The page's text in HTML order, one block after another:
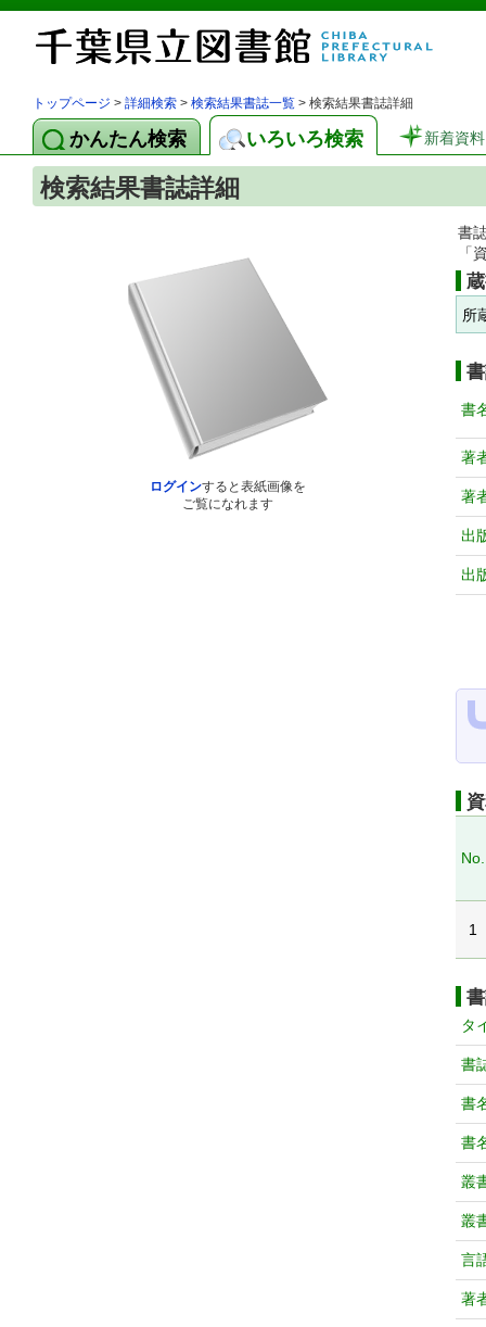
トップページ > 詳細検索 > 検索結果書誌一覧 > 検索結果書誌詳細
かんたん検索 いろいろ検索 新着資料
検索結果書誌詳細
ログインすると表紙画像を
ご覧になれます
書
「
所
書
著
著
出
出
No.
1
タ
書
書
書
叢
叢
言
著